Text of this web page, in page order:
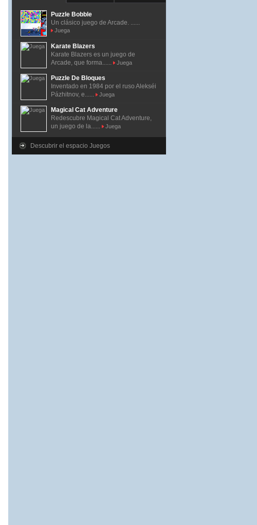
Puzzle Bobble
Un clásico juego de Arcade. ......
Juega
Karate Blazers
Karate Blazers es un juego de
Arcade, que forma......
Juega
Puzzle De Bloques
Inventado en 1984 por el ruso Alekséi
Pázhitnov, e......
Juega
Magical Cat Adventure
Redescubre Magical Cat Adventure,
un juego de la......
Juega
Descubrir el espacio Juegos